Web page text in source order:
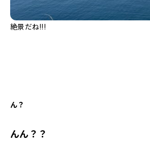
絶景だね!!!
ん？
んん？？